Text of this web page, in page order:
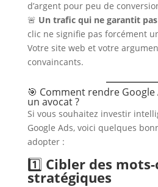
d’argent pour peu de
🚨 Un trafic qui ne garantit
clic ne signifie pas forcément
Votre site web et votre
convaincants.
🎯 Comment rendre
un avocat ?
Si vous souhaitez investir
Google Ads, voici quelques
adopter :
1️⃣ Cibler des mots-
stratégiques